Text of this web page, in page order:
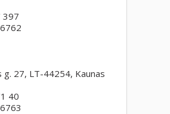
397
g. 27, LT-44254, Kaunas
40